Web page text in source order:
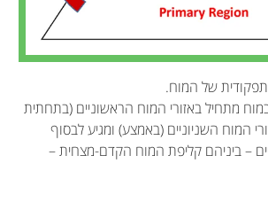
מתחיל באזורי המוח הראשוניים (בתחתית
המוח השניוניים (באמצע) ומגיע לבסוף
– ביניהם קליפת המוח הקדם-מצחית –